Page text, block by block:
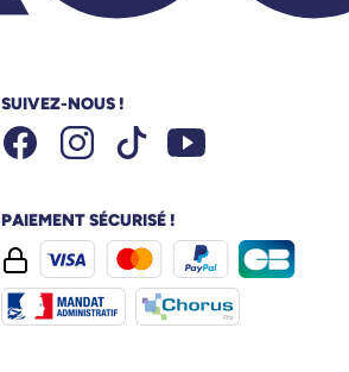
SUIVEZ-NOUS !
FacebookInstagramTiktok Youtube
PAIEMENT SÉCURISÉ !